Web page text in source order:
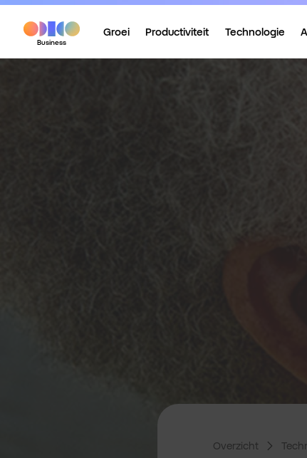
Business
Groei Productiviteit Technologie
Overzicht